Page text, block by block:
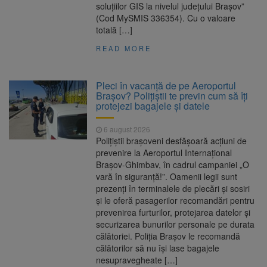
soluțiilor GIS la nivelul județului Brașov”
(Cod MySMIS 336354). Cu o valoare
totală […]
READ MORE
Pleci în vacanță de pe Aeroportul
Brașov? Polițiștii te previn cum să îți
protejezi bagajele și datele
6 august 2026
Polițiștii brașoveni desfășoară acțiuni de
prevenire la Aeroportul Internațional
Brașov-Ghimbav, în cadrul campaniei „O
vară în siguranță!”. Oamenii legii sunt
prezenți în terminalele de plecări și sosiri
și le oferă pasagerilor recomandări pentru
prevenirea furturilor, protejarea datelor și
securizarea bunurilor personale pe durata
călătoriei. Poliția Brașov le recomandă
călătorilor să nu își lase bagajele
nesupravegheate […]